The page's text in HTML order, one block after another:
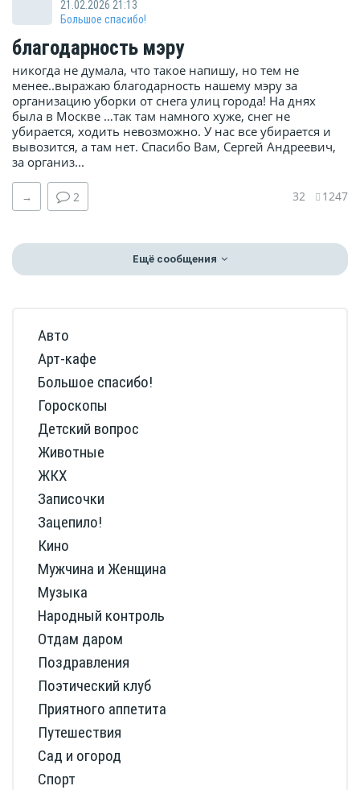
21.02.2026 21:13
Большое спасибо!
благодарность мэру
никогда не думала, что такое напишу, но тем не
менее..выражаю благодарность нашему мэру за
организацию уборки от снега улиц города! На днях
была в Москве …так там намного хуже, снег не
убирается, ходить невозможно. У нас все убирается и
вывозится, а там нет. Спасибо Вам, Сергей Андреевич,
за организ...
→ 2 32 1247
Ещё сообщения
Авто
Арт-кафе
Большое спасибо!
Гороскопы
Детский вопрос
Животные
ЖКХ
Записочки
Зацепило!
Кино
Мужчина и Женщина
Музыка
Народный контроль
Отдам даром
Поздравления
Поэтический клуб
Приятного аппетита
Путешествия
Сад и огород
Спорт